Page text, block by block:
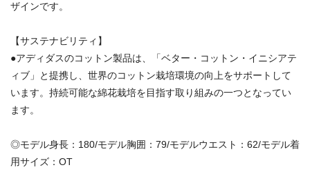
ザインです。
【サステナビリティ】
●アディダスのコットン製品は、「ベター・コットン・イニシアテ
ィブ」と提携し、世界のコットン栽培環境の向上をサポートして
います。持続可能な綿花栽培を目指す取り組みの一つとなってい
ます。
◎モデル身長：180/モデル胸囲：79/モデルウエスト：62/モデル着
用サイズ：OT